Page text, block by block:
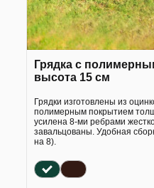
Грядка с
высота 15 см
Грядки изготовлены из
полимерным покрытием
усилена 8-ми ребрами
завальцованы. Удобная
на 8).